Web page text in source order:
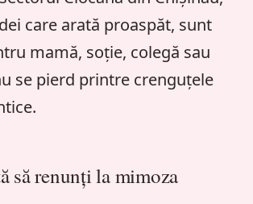
care arată proaspăt, sunt
mamă, soție, colegă sau
se pierd printre crenguțele
să renunți la mimoza